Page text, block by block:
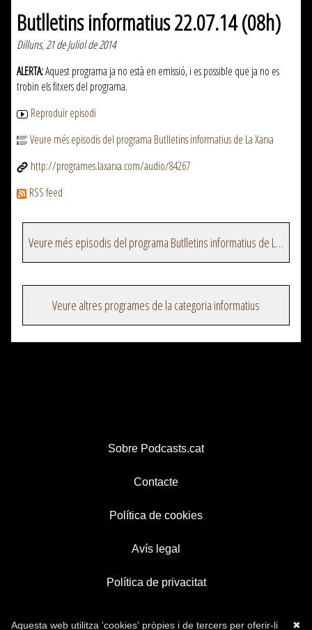
Butlletins informatius 22.07.14 (08h)
Dilluns, 21 de Juliol de 2014
ALERTA:Aquest programa ja no està en emissió, i es possible que ja no es
trobin els fitxers del programa.
Reproduir episodi
Veure més episodis del programa Butlletins informatius de La Xarxa
http://programes.laxarxa.com/audio/84267
RSS feed
Veure més episodis del programa Butlletins informatius de La Xarxa
Veure altres programes de la categoria informatius
Sobre Podcasts.cat
Contacte
Política de cookies
Avís legal
Política de privacitat
✖
Aquesta web utilitza 'cookies' pròpies i de tercers per oferir-li